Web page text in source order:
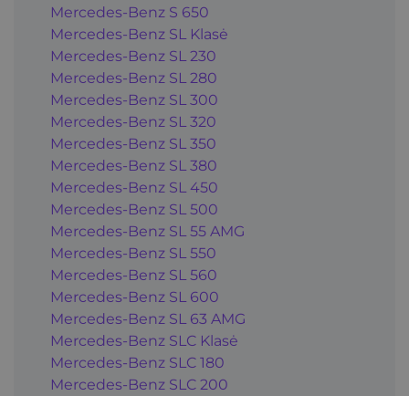
Mercedes-Benz S 650
Mercedes-Benz SL Klasė
Mercedes-Benz SL 230
Mercedes-Benz SL 280
Mercedes-Benz SL 300
Mercedes-Benz SL 320
Mercedes-Benz SL 350
Mercedes-Benz SL 380
Mercedes-Benz SL 450
Mercedes-Benz SL 500
Mercedes-Benz SL 55 AMG
Mercedes-Benz SL 550
Mercedes-Benz SL 560
Mercedes-Benz SL 600
Mercedes-Benz SL 63 AMG
Mercedes-Benz SLC Klasė
Mercedes-Benz SLC 180
Mercedes-Benz SLC 200